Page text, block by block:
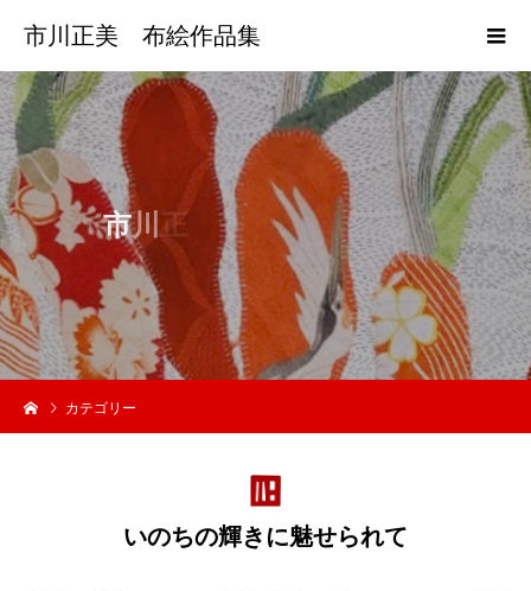
市川正美 布絵作品集
市川 正
カテゴリー
いのちの輝きに魅せられて